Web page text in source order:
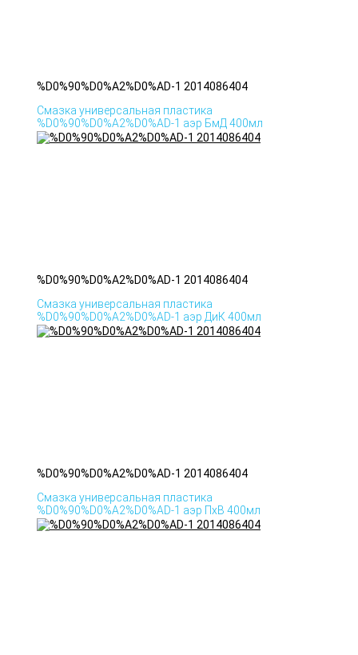
%D0%90%D0%A2%D0%AD-1 2014086404
Смазка универсальная пластика
%D0%90%D0%A2%D0%AD-1 аэр БмД 400мл
%D0%90%D0%A2%D0%AD-1 2014086404
Смазка универсальная пластика
%D0%90%D0%A2%D0%AD-1 аэр ДиК 400мл
%D0%90%D0%A2%D0%AD-1 2014086404
Смазка универсальная пластика
%D0%90%D0%A2%D0%AD-1 аэр ПхВ 400мл